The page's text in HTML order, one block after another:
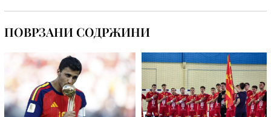
ПОВРЗАНИ СОДРЖИНИ